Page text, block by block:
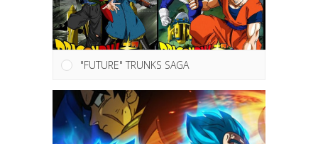
"FUTURE" TRUNKS SAGA